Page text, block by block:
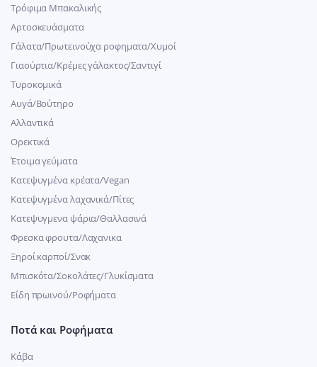
Τρόφιμα Μπακαλικής
Αρτοσκευάσματα
Γάλατα/Πρωτεινούχα ροφηματα/Χυμοί
Γιαούρτια/Κρέμες γάλακτος/Σαντιγί
Τυροκομικά
Αυγά/Βούτηρο
Αλλαντικά
Ορεκτικά
Έτοιμα γεύματα
Κατεψυγμένα κρέατα/Vegan
Kατεψυγμένα λαχανικά/Πίτες
Κατεψυγμενα ψάρια/Θαλλασινά
Φρεσκα φρουτα/Λαχανικα
Ξηροί καρποί/Σνακ
Μπισκότα/Σοκολάτες/Γλυκίσματα
Είδη πρωινού/Ροφήματα
Ποτά και Ροφήματα
Κάβα